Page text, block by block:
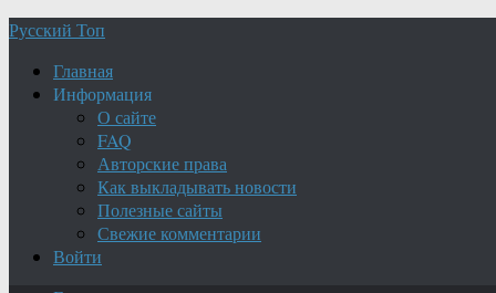
Русский Топ
Главная
Информация
О сайте
FAQ
Авторские права
Как выкладывать новости
Полезные сайты
Свежие комментарии
Войти